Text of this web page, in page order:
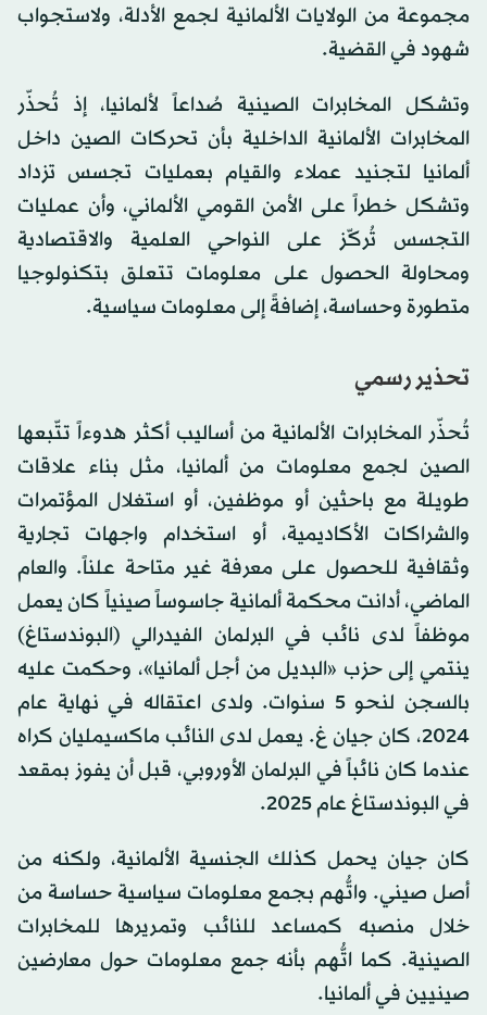
مجموعة من الولايات الألمانية لجمع الأدلة، ولاستجواب
شهود في القضية.
وتشكل المخابرات الصينية صُداعاً لألمانيا، إذ تُحذّر
المخابرات الألمانية الداخلية بأن تحركات الصين داخل
ألمانيا لتجنيد عملاء والقيام بعمليات تجسس تزداد
وتشكل خطراً على الأمن القومي الألماني، وأن عمليات
التجسس تُركّز على النواحي العلمية والاقتصادية
ومحاولة الحصول على معلومات تتعلق بتكنولوجيا
متطورة وحساسة، إضافةً إلى معلومات سياسية.
تحذير رسمي
تُحذّر المخابرات الألمانية من أساليب أكثر هدوءاً تتّبعها
الصين لجمع معلومات من ألمانيا، مثل بناء علاقات
طويلة مع باحثين أو موظفين، أو استغلال المؤتمرات
والشراكات الأكاديمية، أو استخدام واجهات تجارية
وثقافية للحصول على معرفة غير متاحة علناً. والعام
الماضي، أدانت محكمة ألمانية جاسوساً صينياً كان يعمل
موظفاً لدى نائب في البرلمان الفيدرالي (البوندستاغ)
ينتمي إلى حزب «البديل من أجل ألمانيا»، وحكمت عليه
بالسجن لنحو 5 سنوات. ولدى اعتقاله في نهاية عام
2024، كان جيان غ. يعمل لدى النائب ماكسيمليان كراه
عندما كان نائباً في البرلمان الأوروبي، قبل أن يفوز بمقعد
في البوندستاغ عام 2025.
كان جيان يحمل كذلك الجنسية الألمانية، ولكنه من
أصل صيني. واتُّهم بجمع معلومات سياسية حساسة من
خلال منصبه كمساعد للنائب وتمريرها للمخابرات
الصينية. كما اتُّهم بأنه جمع معلومات حول معارضين
صينيين في ألمانيا.